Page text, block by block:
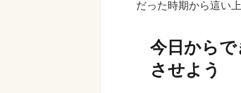
だった時期から這い
今日から
させよう